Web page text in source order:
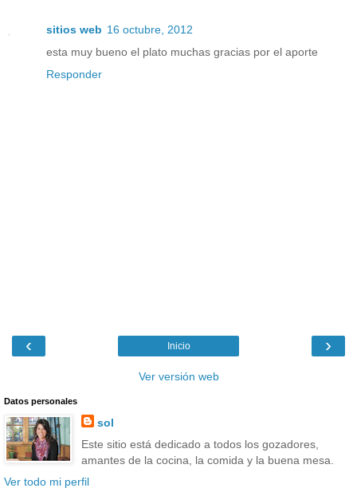
sitios web 16 octubre, 2012
esta muy bueno el plato muchas gracias por el aporte
Responder
‹ ›
Inicio
Ver versión web
Datos personales
sol
Este sitio está dedicado a todos los gozadores,
amantes de la cocina, la comida y la buena mesa.
Ver todo mi perfil